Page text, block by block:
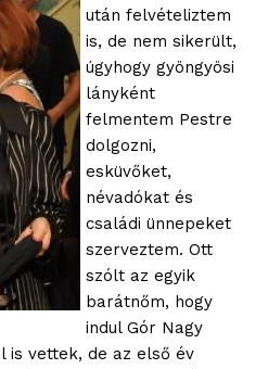
után felvételiztem
is, de nem sikerült,
úgyhogy gyöngyösi
lányként
felmentem Pestre
dolgozni,
esküvőket,
névadókat és
családi ünnepeket
szerveztem. Ott
szólt az egyik
barátnőm, hogy
indul Gór Nagy
is vettek, de az első év